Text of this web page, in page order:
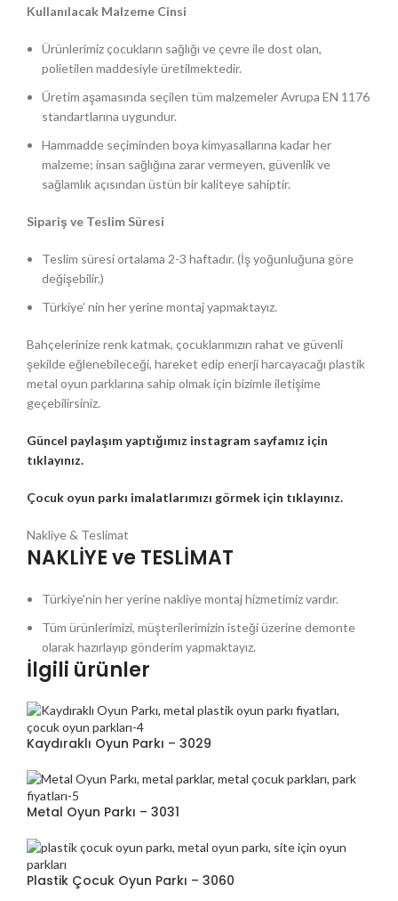
Kullanılacak Malzeme Cinsi
Ürünlerimiz çocukların sağlığı ve çevre ile dost olan,
polietilen maddesiyle üretilmektedir.
Üretim aşamasında seçilen tüm malzemeler Avrupa EN 1176
standartlarına uygundur.
Hammadde seçiminden boya kimyasallarına kadar her
malzeme; insan sağlığına zarar vermeyen, güvenlik ve
sağlamlık açısından üstün bir kaliteye sahiptir.
Sipariş ve Teslim Süresi
Teslim süresi ortalama 2-3 haftadır. (İş yoğunluğuna göre
değişebilir.)
Türkiye’ nin her yerine montaj yapmaktayız.
Bahçelerinize renk katmak, çocuklarımızın rahat ve güvenli
şekilde eğlenebileceği, hareket edip enerji harcayacağı plastik
metal oyun parklarına sahip olmak için bizimle iletişime
geçebilirsiniz.
Güncel paylaşım yaptığımız instagram sayfamız için
tıklayınız.
Çocuk oyun parkı imalatlarımızı görmek için tıklayınız.
Nakliye & Teslimat
NAKLİYE ve TESLİMAT
Türkiye'nin her yerine nakliye montaj hizmetimiz vardır.
Tüm ürünlerimizi, müşterilerimizin isteği üzerine demonte
olarak hazırlayıp gönderim yapmaktayız.
İlgili ürünler
Kaydıraklı Oyun Parkı – 3029
Metal Oyun Parkı – 3031
Plastik Çocuk Oyun Parkı – 3060